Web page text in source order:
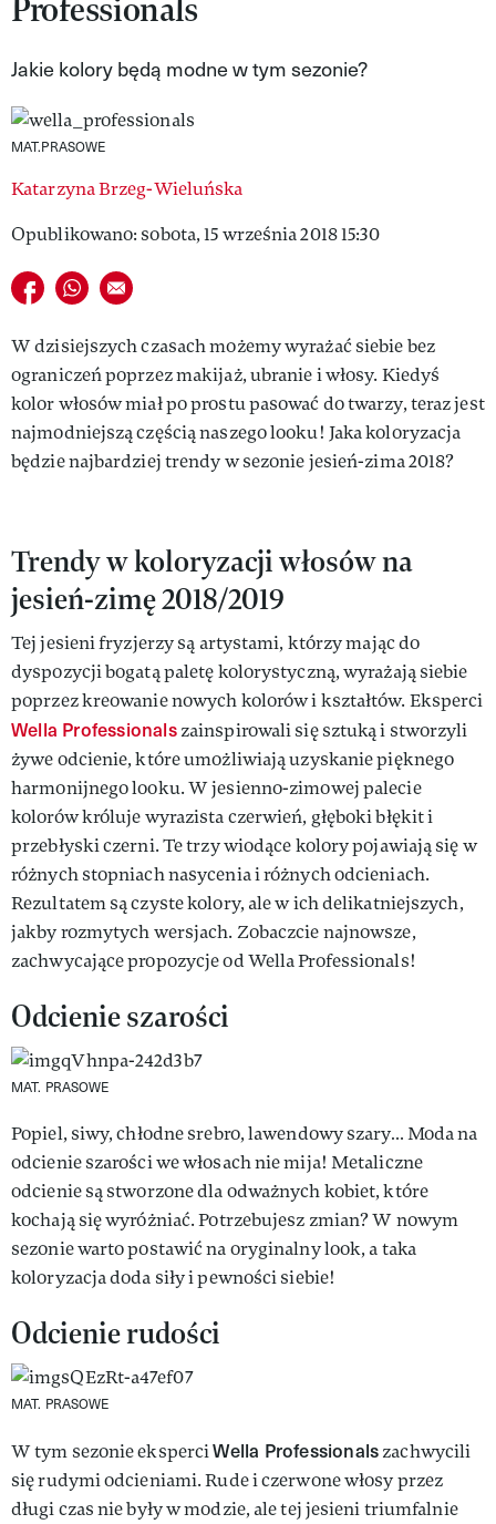
VIVA!LIFESTYLE
VIVA!MAN
VIVA!PEOPLE POWER
Professionals
Jakie kolory będą modne w tym sezonie?
MAT.PRASOWE
Katarzyna Brzeg-Wieluńska
Opublikowano: sobota, 15 września 2018 15:30
Udostępnij na facebook
Udostępnij na whatsapp
E-mail do przyjaciela
W dzisiejszych czasach możemy wyrażać siebie bez
ograniczeń poprzez makijaż, ubranie i włosy. Kiedyś
kolor włosów miał po prostu pasować do twarzy, teraz jest
najmodniejszą częścią naszego looku! Jaka koloryzacja
będzie najbardziej trendy w sezonie jesień-zima 2018?
Trendy w koloryzacji włosów na
jesień-zimę 2018/2019
Tej jesieni fryzjerzy są artystami, którzy mając do
dyspozycji bogatą paletę kolorystyczną, wyrażają siebie
poprzez kreowanie nowych kolorów i kształtów. Eksperci
Wella Professionalszainspirowali się sztuką i stworzyli
żywe odcienie, które umożliwiają uzyskanie pięknego
harmonijnego looku. W jesienno-zimowej palecie
kolorów króluje wyrazista czerwień, głęboki błękit i
przebłyski czerni. Te trzy wiodące kolory pojawiają się w
różnych stopniach nasycenia i różnych odcieniach.
Rezultatem są czyste kolory, ale w ich delikatniejszych,
jakby rozmytych wersjach. Zobaczcie najnowsze,
zachwycające propozycje od Wella Professionals!
Odcienie szarości
MAT. PRASOWE
Popiel, siwy, chłodne srebro, lawendowy szary… Moda na
odcienie szarości we włosach nie mija! Metaliczne
odcienie są stworzone dla odważnych kobiet, które
kochają się wyróżniać. Potrzebujesz zmian? W nowym
sezonie warto postawić na oryginalny look, a taka
koloryzacja doda siły i pewności siebie!
Odcienie rudości
MAT. PRASOWE
W tym sezonie eksperciWella Professionalszachwycili
się rudymi odcieniami. Rude i czerwone włosy przez
długi czas nie były w modzie, ale tej jesieni triumfalnie